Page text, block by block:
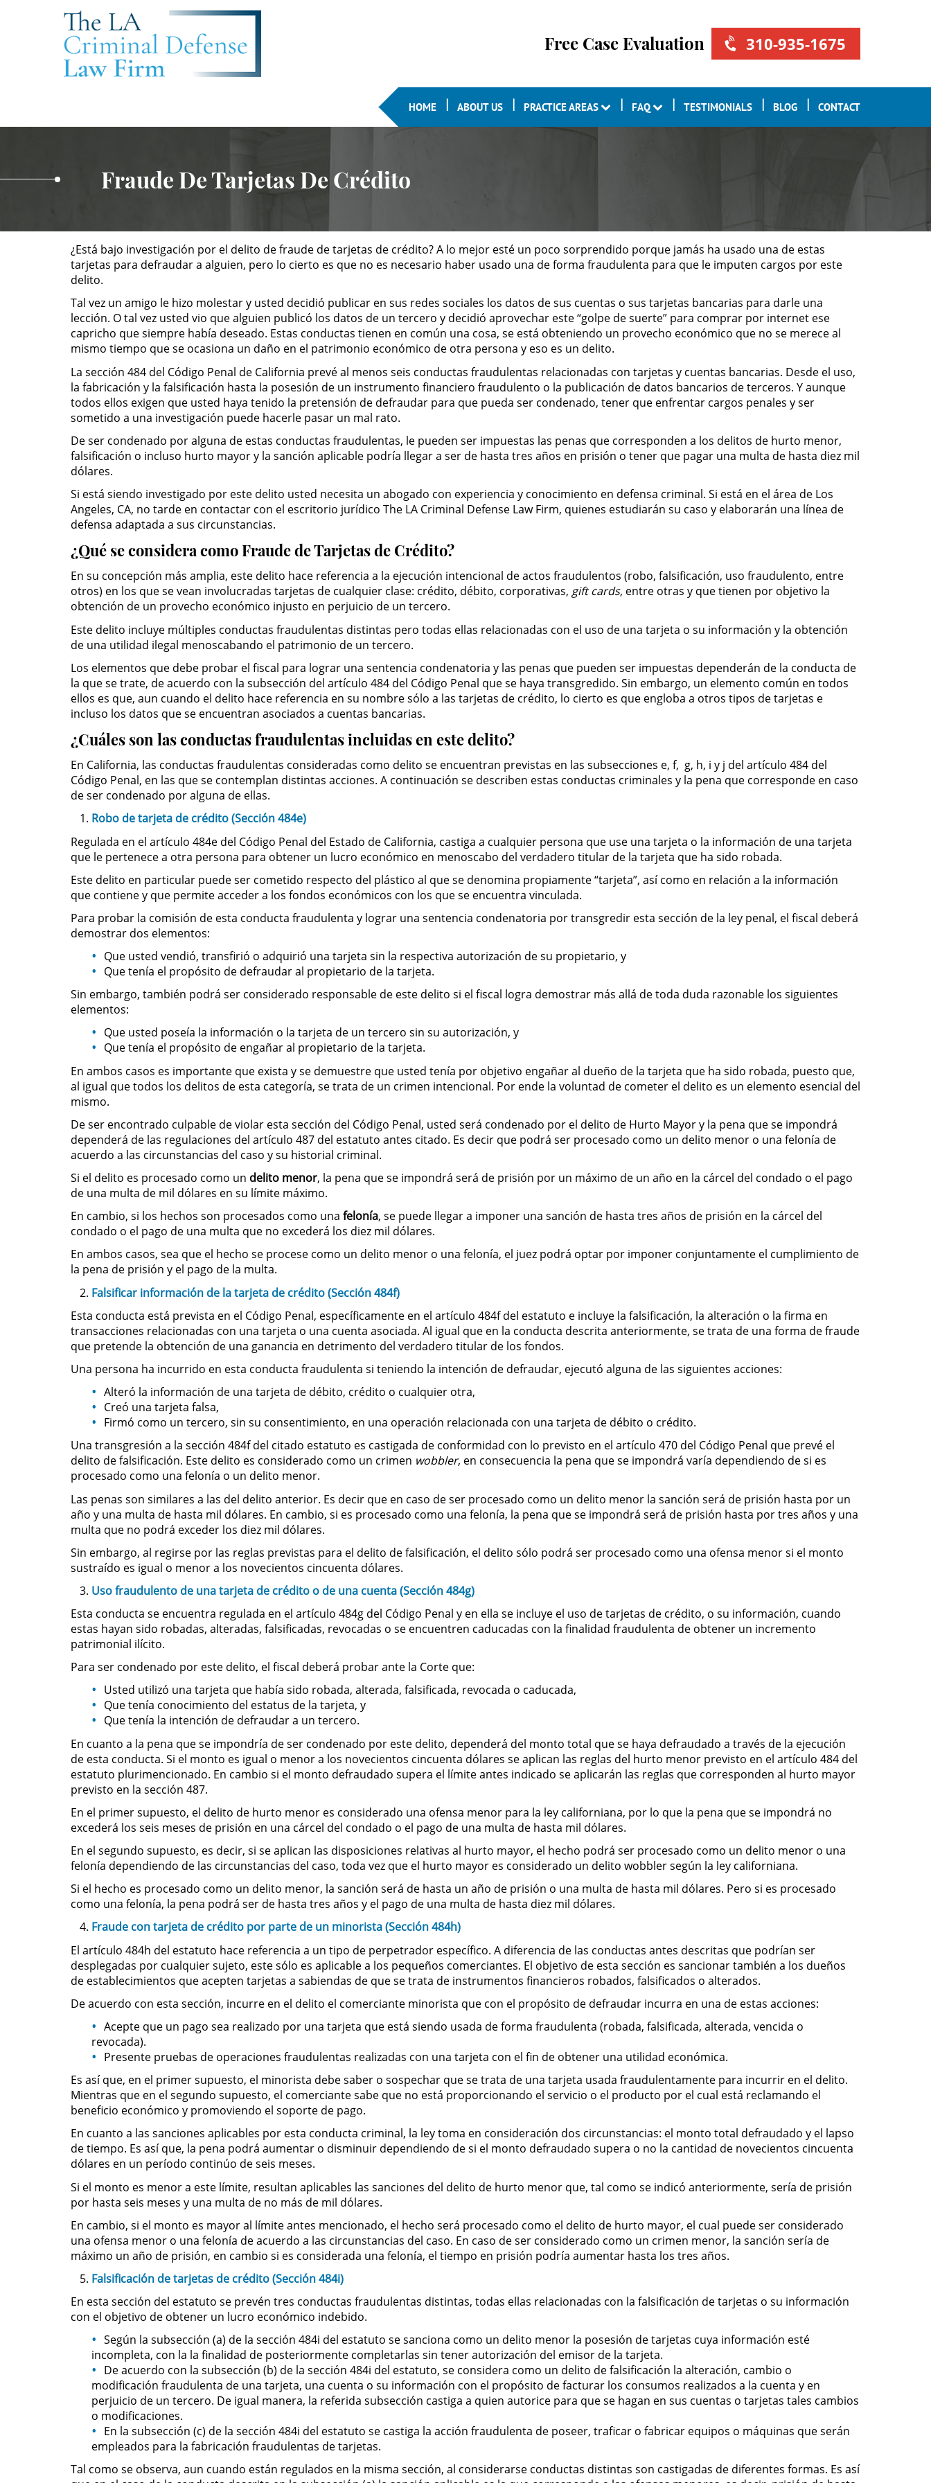
Free Case Evaluation 310-935-1675
HOME ABOUT US PRACTICE AREAS FAQ TESTIMONIALS BLOG CONTACT
Fraude De Tarjetas De Crédito
¿Está bajo investigación por el delito de fraude de tarjetas de crédito? A lo mejor esté un poco sorprendido porque jamás ha usado una de estas
tarjetas para defraudar a alguien, pero lo cierto es que no es necesario haber usado una de forma fraudulenta para que le imputen cargos por este
delito.
Tal vez un amigo le hizo molestar y usted decidió publicar en sus redes sociales los datos de sus cuentas o sus tarjetas bancarias para darle una
lección. O tal vez usted vio que alguien publicó los datos de un tercero y decidió aprovechar este “golpe de suerte” para comprar por internet ese
capricho que siempre había deseado. Estas conductas tienen en común una cosa, se está obteniendo un provecho económico que no se merece al
mismo tiempo que se ocasiona un daño en el patrimonio económico de otra persona y eso es un delito.
La sección 484 del Código Penal de California prevé al menos seis conductas fraudulentas relacionadas con tarjetas y cuentas bancarias. Desde el uso,
la fabricación y la falsificación hasta la posesión de un instrumento financiero fraudulento o la publicación de datos bancarios de terceros. Y aunque
todos ellos exigen que usted haya tenido la pretensión de defraudar para que pueda ser condenado, tener que enfrentar cargos penales y ser
sometido a una investigación puede hacerle pasar un mal rato.
De ser condenado por alguna de estas conductas fraudulentas, le pueden ser impuestas las penas que corresponden a los delitos de hurto menor,
falsificación o incluso hurto mayor y la sanción aplicable podría llegar a ser de hasta tres años en prisión o tener que pagar una multa de hasta diez mil
dólares.
Si está siendo investigado por este delito usted necesita un abogado con experiencia y conocimiento en defensa criminal. Si está en el área de Los
Angeles, CA, no tarde en contactar con el escritorio jurídico The LA Criminal Defense Law Firm, quienes estudiarán su caso y elaborarán una línea de
defensa adaptada a sus circunstancias.
¿Qué se considera como Fraude de Tarjetas de Crédito?
En su concepción más amplia, este delito hace referencia a la ejecución intencional de actos fraudulentos (robo, falsificación, uso fraudulento, entre
otros) en los que se vean involucradas tarjetas de cualquier clase: crédito, débito, corporativas, gift cards, entre otras y que tienen por objetivo la
obtención de un provecho económico injusto en perjuicio de un tercero.
Este delito incluye múltiples conductas fraudulentas distintas pero todas ellas relacionadas con el uso de una tarjeta o su información y la obtención
de una utilidad ilegal menoscabando el patrimonio de un tercero.
Los elementos que debe probar el fiscal para lograr una sentencia condenatoria y las penas que pueden ser impuestas dependerán de la conducta de
la que se trate, de acuerdo con la subsección del artículo 484 del Código Penal que se haya transgredido. Sin embargo, un elemento común en todos
ellos es que, aun cuando el delito hace referencia en su nombre sólo a las tarjetas de crédito, lo cierto es que engloba a otros tipos de tarjetas e
incluso los datos que se encuentran asociados a cuentas bancarias.
¿Cuáles son las conductas fraudulentas incluidas en este delito?
En California, las conductas fraudulentas consideradas como delito se encuentran previstas en las subsecciones e, f, g, h, i y j del artículo 484 del
Código Penal, en las que se contemplan distintas acciones. A continuación se describen estas conductas criminales y la pena que corresponde en caso
de ser condenado por alguna de ellas.
Robo de tarjeta de crédito (Sección 484e)
Regulada en el artículo 484e del Código Penal del Estado de California, castiga a cualquier persona que use una tarjeta o la información de una tarjeta
que le pertenece a otra persona para obtener un lucro económico en menoscabo del verdadero titular de la tarjeta que ha sido robada.
Este delito en particular puede ser cometido respecto del plástico al que se denomina propiamente “tarjeta”, así como en relación a la información
que contiene y que permite acceder a los fondos económicos con los que se encuentra vinculada.
Para probar la comisión de esta conducta fraudulenta y lograr una sentencia condenatoria por transgredir esta sección de la ley penal, el fiscal deberá
demostrar dos elementos:
Que usted vendió, transfirió o adquirió una tarjeta sin la respectiva autorización de su propietario, y
Que tenía el propósito de defraudar al propietario de la tarjeta.
Sin embargo, también podrá ser considerado responsable de este delito si el fiscal logra demostrar más allá de toda duda razonable los siguientes
elementos:
Que usted poseía la información o la tarjeta de un tercero sin su autorización, y
Que tenía el propósito de engañar al propietario de la tarjeta.
En ambos casos es importante que exista y se demuestre que usted tenía por objetivo engañar al dueño de la tarjeta que ha sido robada, puesto que,
al igual que todos los delitos de esta categoría, se trata de un crimen intencional. Por ende la voluntad de cometer el delito es un elemento esencial del
mismo.
De ser encontrado culpable de violar esta sección del Código Penal, usted será condenado por el delito de Hurto Mayor y la pena que se impondrá
dependerá de las regulaciones del artículo 487 del estatuto antes citado. Es decir que podrá ser procesado como un delito menor o una felonía de
acuerdo a las circunstancias del caso y su historial criminal.
Si el delito es procesado como un delito menor, la pena que se impondrá será de prisión por un máximo de un año en la cárcel del condado o el pago
de una multa de mil dólares en su límite máximo.
En cambio, si los hechos son procesados como una felonía, se puede llegar a imponer una sanción de hasta tres años de prisión en la cárcel del
condado o el pago de una multa que no excederá los diez mil dólares.
En ambos casos, sea que el hecho se procese como un delito menor o una felonía, el juez podrá optar por imponer conjuntamente el cumplimiento de
la pena de prisión y el pago de la multa.
Falsificar información de la tarjeta de crédito (Sección 484f)
Esta conducta está prevista en el Código Penal, específicamente en el artículo 484f del estatuto e incluye la falsificación, la alteración o la firma en
transacciones relacionadas con una tarjeta o una cuenta asociada. Al igual que en la conducta descrita anteriormente, se trata de una forma de fraude
que pretende la obtención de una ganancia en detrimento del verdadero titular de los fondos.
Una persona ha incurrido en esta conducta fraudulenta si teniendo la intención de defraudar, ejecutó alguna de las siguientes acciones:
Alteró la información de una tarjeta de débito, crédito o cualquier otra,
Creó una tarjeta falsa,
Firmó como un tercero, sin su consentimiento, en una operación relacionada con una tarjeta de débito o crédito.
Una transgresión a la sección 484f del citado estatuto es castigada de conformidad con lo previsto en el artículo 470 del Código Penal que prevé el
delito de falsificación. Este delito es considerado como un crimen wobbler, en consecuencia la pena que se impondrá varía dependiendo de si es
procesado como una felonía o un delito menor.
Las penas son similares a las del delito anterior. Es decir que en caso de ser procesado como un delito menor la sanción será de prisión hasta por un
año y una multa de hasta mil dólares. En cambio, si es procesado como una felonía, la pena que se impondrá será de prisión hasta por tres años y una
multa que no podrá exceder los diez mil dólares.
Sin embargo, al regirse por las reglas previstas para el delito de falsificación, el delito sólo podrá ser procesado como una ofensa menor si el monto
sustraído es igual o menor a los novecientos cincuenta dólares.
Uso fraudulento de una tarjeta de crédito o de una cuenta (Sección 484g)
Esta conducta se encuentra regulada en el artículo 484g del Código Penal y en ella se incluye el uso de tarjetas de crédito, o su información, cuando
estas hayan sido robadas, alteradas, falsificadas, revocadas o se encuentren caducadas con la finalidad fraudulenta de obtener un incremento
patrimonial ilícito.
Para ser condenado por este delito, el fiscal deberá probar ante la Corte que:
Usted utilizó una tarjeta que había sido robada, alterada, falsificada, revocada o caducada,
Que tenía conocimiento del estatus de la tarjeta, y
Que tenía la intención de defraudar a un tercero.
En cuanto a la pena que se impondría de ser condenado por este delito, dependerá del monto total que se haya defraudado a través de la ejecución
de esta conducta. Si el monto es igual o menor a los novecientos cincuenta dólares se aplican las reglas del hurto menor previsto en el artículo 484 del
estatuto plurimencionado. En cambio si el monto defraudado supera el límite antes indicado se aplicarán las reglas que corresponden al hurto mayor
previsto en la sección 487.
En el primer supuesto, el delito de hurto menor es considerado una ofensa menor para la ley californiana, por lo que la pena que se impondrá no
excederá los seis meses de prisión en una cárcel del condado o el pago de una multa de hasta mil dólares.
En el segundo supuesto, es decir, si se aplican las disposiciones relativas al hurto mayor, el hecho podrá ser procesado como un delito menor o una
felonía dependiendo de las circunstancias del caso, toda vez que el hurto mayor es considerado un delito wobbler según la ley californiana.
Si el hecho es procesado como un delito menor, la sanción será de hasta un año de prisión o una multa de hasta mil dólares. Pero si es procesado
como una felonía, la pena podrá ser de hasta tres años y el pago de una multa de hasta diez mil dólares.
Fraude con tarjeta de crédito por parte de un minorista (Sección 484h)
El artículo 484h del estatuto hace referencia a un tipo de perpetrador específico. A diferencia de las conductas antes descritas que podrían ser
desplegadas por cualquier sujeto, este sólo es aplicable a los pequeños comerciantes. El objetivo de esta sección es sancionar también a los dueños
de establecimientos que acepten tarjetas a sabiendas de que se trata de instrumentos financieros robados, falsificados o alterados.
De acuerdo con esta sección, incurre en el delito el comerciante minorista que con el propósito de defraudar incurra en una de estas acciones:
Acepte que un pago sea realizado por una tarjeta que está siendo usada de forma fraudulenta (robada, falsificada, alterada, vencida o
revocada).
Presente pruebas de operaciones fraudulentas realizadas con una tarjeta con el fin de obtener una utilidad económica.
Es así que, en el primer supuesto, el minorista debe saber o sospechar que se trata de una tarjeta usada fraudulentamente para incurrir en el delito.
Mientras que en el segundo supuesto, el comerciante sabe que no está proporcionando el servicio o el producto por el cual está reclamando el
beneficio económico y promoviendo el soporte de pago.
En cuanto a las sanciones aplicables por esta conducta criminal, la ley toma en consideración dos circunstancias: el monto total defraudado y el lapso
de tiempo. Es así que, la pena podrá aumentar o disminuir dependiendo de si el monto defraudado supera o no la cantidad de novecientos cincuenta
dólares en un período continúo de seis meses.
Si el monto es menor a este límite, resultan aplicables las sanciones del delito de hurto menor que, tal como se indicó anteriormente, sería de prisión
por hasta seis meses y una multa de no más de mil dólares.
En cambio, si el monto es mayor al límite antes mencionado, el hecho será procesado como el delito de hurto mayor, el cual puede ser considerado
una ofensa menor o una felonía de acuerdo a las circunstancias del caso. En caso de ser considerado como un crimen menor, la sanción sería de
máximo un año de prisión, en cambio si es considerada una felonía, el tiempo en prisión podría aumentar hasta los tres años.
Falsificación de tarjetas de crédito (Sección 484i)
En esta sección del estatuto se prevén tres conductas fraudulentas distintas, todas ellas relacionadas con la falsificación de tarjetas o su información
con el objetivo de obtener un lucro económico indebido.
Según la subsección (a) de la sección 484i del estatuto se sanciona como un delito menor la posesión de tarjetas cuya información esté
incompleta, con la la finalidad de posteriormente completarlas sin tener autorización del emisor de la tarjeta.
De acuerdo con la subsección (b) de la sección 484i del estatuto, se considera como un delito de falsificación la alteración, cambio o
modificación fraudulenta de una tarjeta, una cuenta o su información con el propósito de facturar los consumos realizados a la cuenta y en
perjuicio de un tercero. De igual manera, la referida subsección castiga a quien autorice para que se hagan en sus cuentas o tarjetas tales cambios
o modificaciones.
En la subsección (c) de la sección 484i del estatuto se castiga la acción fraudulenta de poseer, traficar o fabricar equipos o máquinas que serán
empleados para la fabricación fraudulentas de tarjetas.
Tal como se observa, aun cuando están regulados en la misma sección, al considerarse conductas distintas son castigadas de diferentes formas. Es así